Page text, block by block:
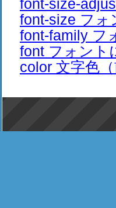
font-size-
font-size フォ
font-family フ
font フォント
color 文字色